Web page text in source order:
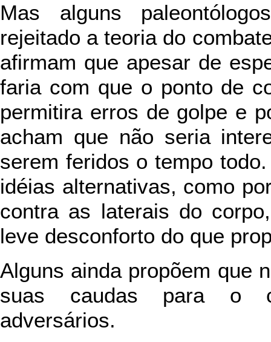
Mas alguns
rejeitado a teoria do
afirmam que apesar de
faria com que o ponto de
permitira erros de golpe e
acham que não seria
serem feridos o tempo
idéias alternativas, como
contra as laterais do
leve desconforto do que
Alguns ainda propõem que
suas caudas para o
adversários.